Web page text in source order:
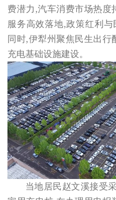
费潜力,汽车消费市场热度
服务高效落地,政策红利
同时,伊犁州聚焦民生出
充电基础设施建设。
当地居民赵文溪接受